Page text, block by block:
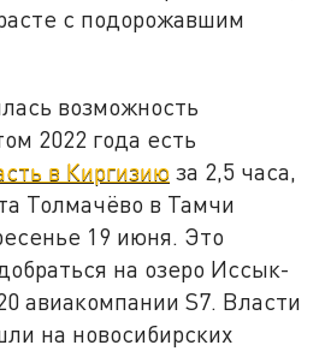
с подорожавшим
возможность
2022 года есть
в Киргизию за 2,5 часа,
Толмачёво в Тамчи
19 июня. Это
на озеро Иссык-
авиакомпании S7. Власти
на новосибирских